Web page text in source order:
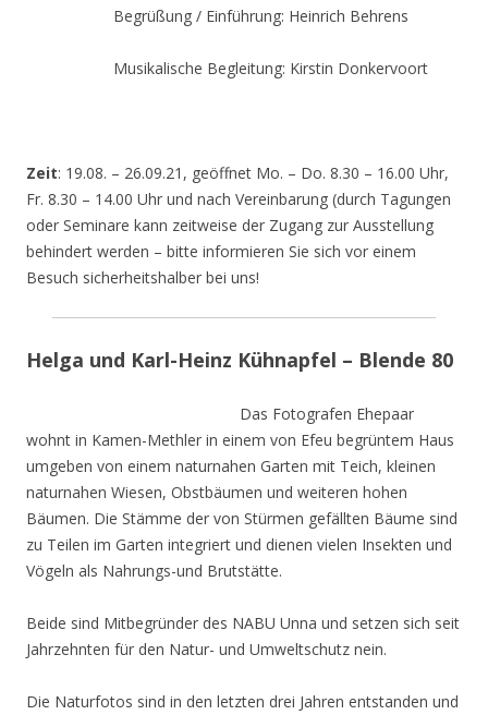
Begrüßung / Einführung: Heinrich Behrens
Musikalische Begleitung: Kirstin Donkervoort
Zeit: 19.08. – 26.09.21, geöffnet Mo. – Do. 8.30 – 16.00 Uhr,
Fr. 8.30 – 14.00 Uhr und nach Vereinbarung (durch Tagungen
oder Seminare kann zeitweise der Zugang zur Ausstellung
behindert werden – bitte informieren Sie sich vor einem
Besuch sicherheitshalber bei uns!
Helga und Karl-Heinz Kühnapfel – Blende 80
Das Fotografen Ehepaar
wohnt in Kamen-Methler in einem von Efeu begrüntem Haus
umgeben von einem naturnahen Garten mit Teich, kleinen
naturnahen Wiesen, Obstbäumen und weiteren hohen
Bäumen. Die Stämme der von Stürmen gefällten Bäume sind
zu Teilen im Garten integriert und dienen vielen Insekten und
Vögeln als Nahrungs-und Brutstätte.
Beide sind Mitbegründer des NABU Unna und setzen sich seit
Jahrzehnten für den Natur- und Umweltschutz nein.
Die Naturfotos sind in den letzten drei Jahren entstanden und